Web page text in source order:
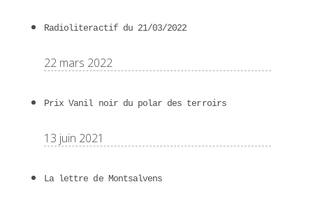
Radioliteractif du 21/03/2022
22 mars 2022
Prix Vanil noir du polar des terroirs
13 juin 2021
La lettre de Montsalvens